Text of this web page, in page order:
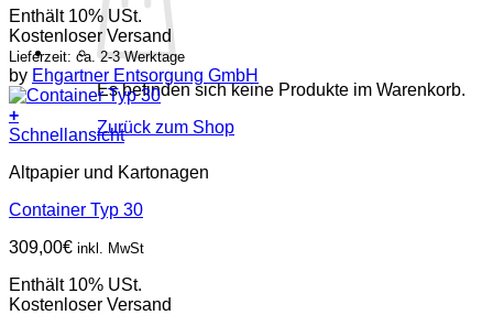
Es befinden sich keine Produkte im Warenkorb.
Zurück zum Shop
Enthält 10% USt.
Kostenloser Versand
Lieferzeit: ca. 2-3 Werktage
by Ehgartner Entsorgung GmbH
+
Schnellansicht
Altpapier und Kartonagen
Container Typ 30
309,00€ inkl. MwSt
Enthält 10% USt.
Kostenloser Versand